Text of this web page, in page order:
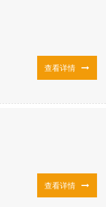
查看详情
查看详情